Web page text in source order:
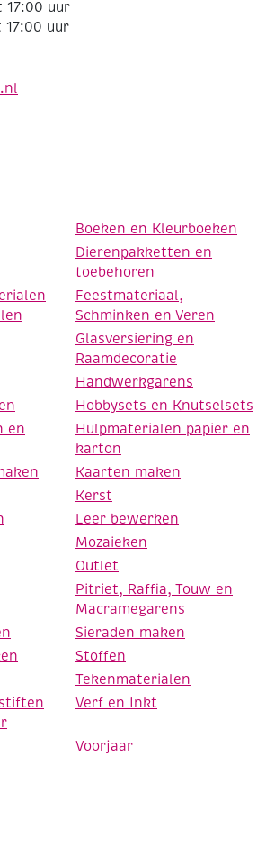
17:00 uur
uur
Boeken en Kleurboeken
Dierenpakketten en
toebehoren
Feestmateriaal,
Schminken en Veren
Glasversiering en
Raamdecoratie
Handwerkgarens
Hobbysets en Knutselsets
en
Hulpmaterialen papier en
karton
Kaarten maken
Kerst
Leer bewerken
Mozaieken
Outlet
Pitriet, Raffia, Touw en
Macramegarens
Sieraden maken
Stoffen
Tekenmaterialen
Verf en Inkt
Voorjaar